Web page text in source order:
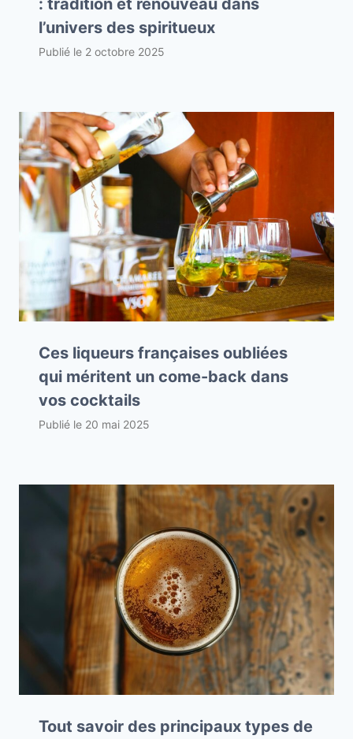
l’univers des spiritueux
Publié le 2 octobre 2025
Ces liqueurs françaises oubliées
qui méritent un come-back dans
vos cocktails
Publié le 20 mai 2025
Tout savoir des principaux types de